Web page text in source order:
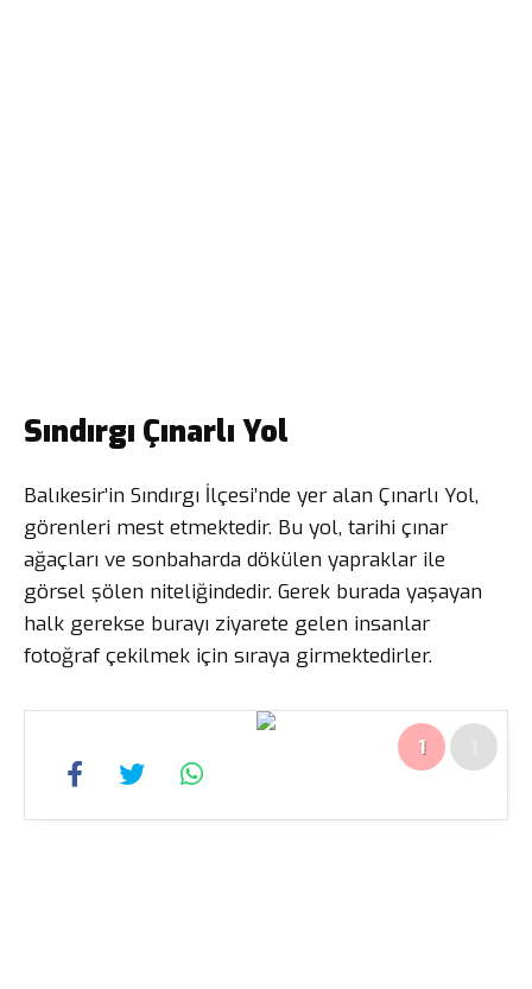
Sındırgı Çınarlı Yol
Balıkesir’in Sındırgı İlçesi’nde yer alan Çınarlı Yol,
görenleri mest etmektedir. Bu yol, tarihi çınar
ağaçları ve sonbaharda dökülen yapraklar ile
görsel şölen niteliğindedir. Gerek burada yaşayan
halk gerekse burayı ziyarete gelen insanlar
fotoğraf çekilmek için sıraya girmektedirler.
1